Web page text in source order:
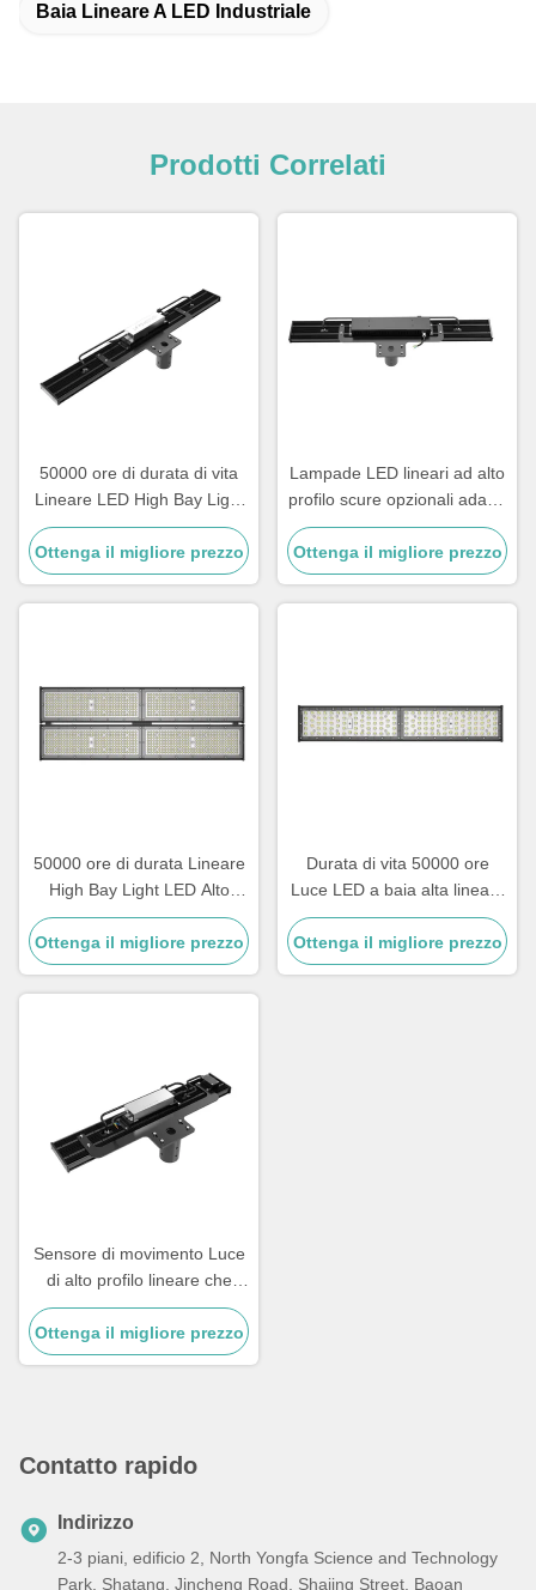
Baia Lineare A LED Industriale
Prodotti Correlati
50000 ore di durata di vita
Lineare LED High Bay Light
in 100W 120W 150W 200W
240W e 300W Opzioni di
potenza per illuminazione
industriale
Ottenga il migliore prezzo
Lampade LED lineari ad alto
profilo scure opzionali adatte
a progetti di illuminazione
industriale e commerciale
Ottenga il migliore prezzo
50000 ore di durata Lineare
High Bay Light LED Alto
flusso luminoso Oltre 15
Adatto per applicazioni di
illuminazione commerciale
Ottenga il migliore prezzo
Durata di vita 50000 ore
Luce LED a baia alta lineare
Classe II UE Classe elettrica
Perfetta per magazzini e
grandi aree interne
Ottenga il migliore prezzo
Sensore di movimento Luce
di alto profilo lineare che
offre 90 gradi o 120 gradi
Beamangle adatto per
corridoi e pavimenti di
Ottenga il migliore prezzo
Contatto rapido
Indirizzo
2-3 piani, edificio 2, North Yongfa Science and Technology
Park, Shatang, Jincheng Road, Shajing Street, Baoan